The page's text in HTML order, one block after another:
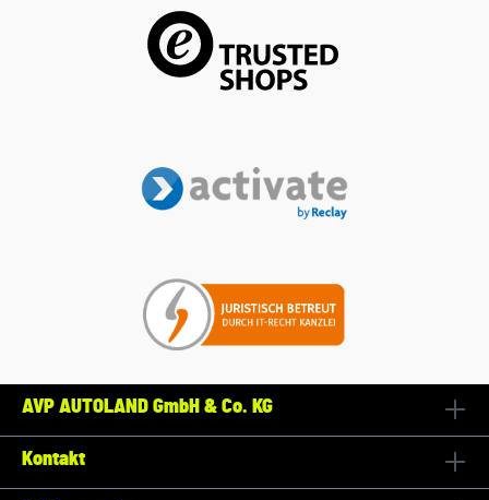
ZUM SPIELEN UND AUSSTELLEN: LEGO® Speed Champions
Bausets lassen Kinder und leidenschaftliche Autofans viele
Nachbildungen berühmter Autos bauen
ABMESSUNGEN: Der Audi Revolut F1® Team R26 Rennwagen
AVP AUTOLAND GmbH & Co. KG
Kontakt